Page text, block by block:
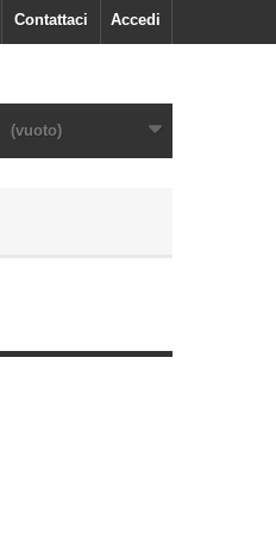
Accedi
Contattaci
(vuoto)